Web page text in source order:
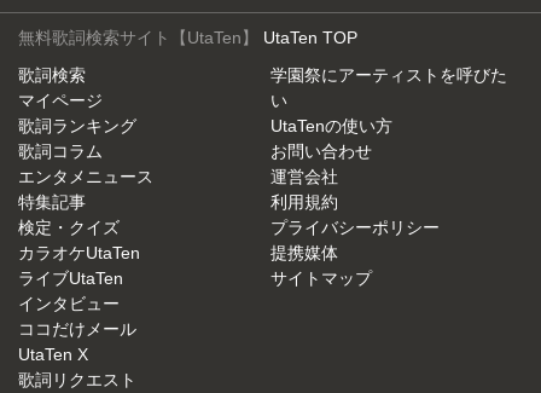
無料歌詞検索サイト【UtaTen】 UtaTen TOP
歌詞検索
マイページ
歌詞ランキング
歌詞コラム
エンタメニュース
特集記事
検定・クイズ
カラオケUtaTen
ライブUtaTen
インタビュー
ココだけメール
UtaTen X
歌詞リクエスト
学園祭にアーティストを呼びた
い
UtaTenの使い方
お問い合わせ
運営会社
利用規約
プライバシーポリシー
提携媒体
サイトマップ